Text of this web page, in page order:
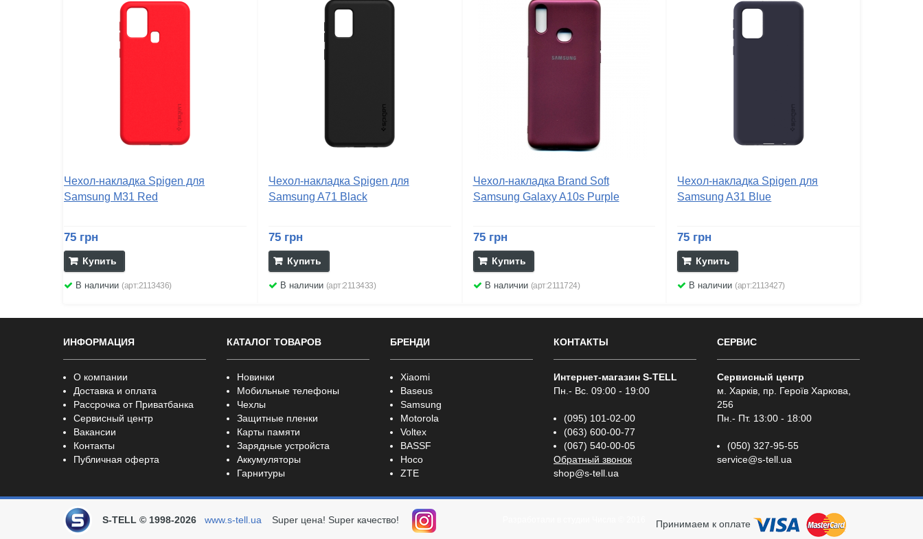
Чехол-накладка Spigen для
Samsung M31 Red
75 грн
Купить
В наличии (арт:2113436)
Чехол-накладка Spigen для
Samsung A71 Black
75 грн
Купить
В наличии (арт:2113433)
Чехол-накладка Brand Soft
Samsung Galaxy A10s Purple
75 грн
Купить
В наличии (арт:2111724)
Чехол-накладка Spigen для
Samsung A31 Blue
75 грн
Купить
В наличии(арт:2113427)
ИНФОРМАЦИЯ
О компании
Доставка и оплата
Рассрочка от Приватбанка
Сервисный центр
Вакансии
Контакты
Публичная оферта
КАТАЛОГ ТОВАРОВ
Новинки
Мобильные телефоны
Чехлы
Защитные пленки
Карты памяти
Зарядные устройста
Аккумуляторы
Гарнитуры
БРЕНДИ
Xiaomi
Baseus
Samsung
Motorola
Voltex
BASSF
Hoco
ZTE
КОНТАКТЫ
Интернет-магазин S-TELL
Пн.- Вс. 09:00 - 19:00
(095) 101-02-00
(063) 600-00-77
(067) 540-00-05
Обратный звонок
shop@s-tell.ua
СЕРВИС
Сервисный центр
м. Харків, пр. Героїв Харкова,
256
Пн.- Пт. 13:00 - 18:00
(050) 327-95-55
service@s-tell.ua
S-TELL © 1998-2026 www.s-tell.ua Super цена! Super качество! Принимаем к оплате